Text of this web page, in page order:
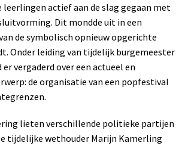
leerlingen actief aan de slag gegaan met
Dit mondde uit in een
de symbolisch opnieuw opgerichte
Onder leiding van tijdelijk burgemeester
er vergaderd over een actueel en
de organisatie van een popfestival
lieten verschillende politieke partijen
tijdelijke wethouder Marijn Kamerling